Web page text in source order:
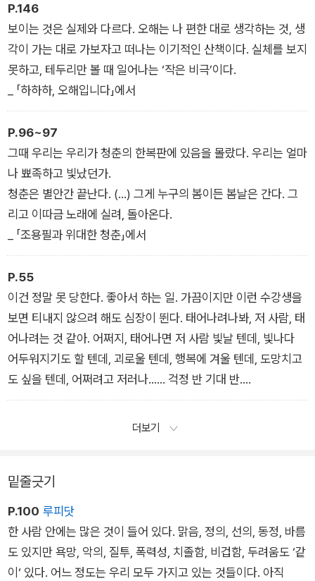
P.146
보이는 것은 실제와 다르다. 오해는 나 편한 대로 생각하는 것, 생
각이 가는 대로 가보자고 떠나는 이기적인 산책이다. 실체를 보지
못하고, 테두리만 볼 때 일어나는 ‘작은 비극’이다.
_ 「하하하, 오해입니다」에서
P.96~97
그때 우리는 우리가 청춘의 한복판에 있음을 몰랐다. 우리는 얼마
나 뾰족하고 빛났던가.
청춘은 별안간 끝난다. (…) 그게 누구의 봄이든 봄날은 간다. 그
리고 이따금 노래에 실려, 돌아온다.
_ 「조용필과 위대한 청춘」에서
P.55
이건 정말 못 당한다. 좋아서 하는 일. 가끔이지만 이런 수강생을
보면 티내지 않으려 해도 심장이 뛴다. 태어나려나봐, 저 사람, 태
어나려는 것 같아. 어쩌지, 태어나면 저 사람 빛날 텐데, 빛나다
어두워지기도 할 텐데, 괴로울 텐데, 행복에 겨울 텐데, 도망치고
도 싶을 텐데, 어쩌려고 저러나…… 걱정 반 기대 반.
_ 「시 창작 수업에서 우리가 나누는 말들」에서
더보기
밑줄긋기
P.100 루피닷
한 사람 안에는 많은 것이 들어 있다. 맑음, 정의, 선의, 동정, 바름
도 있지만 욕망, 악의, 질투, 폭력성, 치졸함, 비겁함, 두려움도 ‘같
이‘ 있다. 어느 정도는 우리 모두 가지고 있는 것들이다. 아직